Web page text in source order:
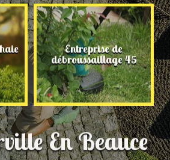
Entreprise de
débroussaillage 45
En Beauce